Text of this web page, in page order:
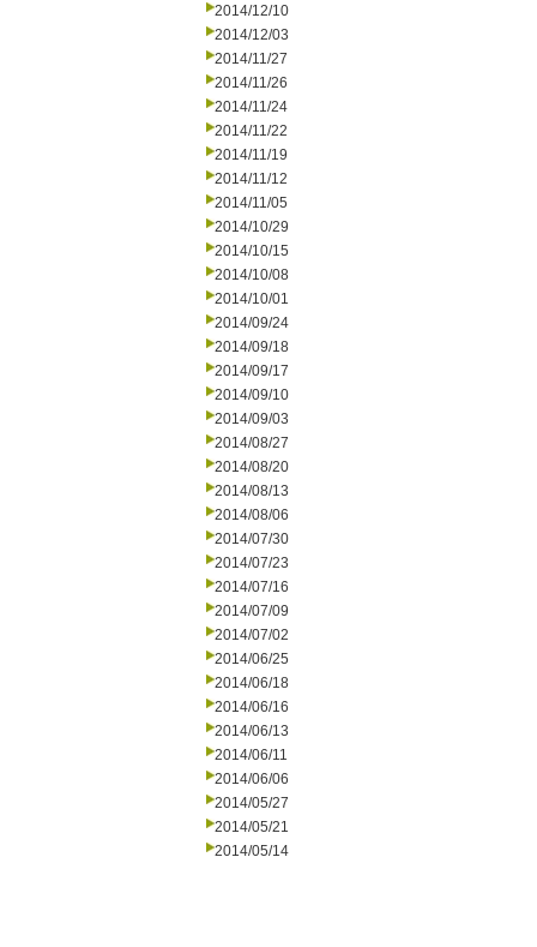
2014/12/10
2014/12/03
2014/11/27
2014/11/26
2014/11/24
2014/11/22
2014/11/19
2014/11/12
2014/11/05
2014/10/29
2014/10/15
2014/10/08
2014/10/01
2014/09/24
2014/09/18
2014/09/17
2014/09/10
2014/09/03
2014/08/27
2014/08/20
2014/08/13
2014/08/06
2014/07/30
2014/07/23
2014/07/16
2014/07/09
2014/07/02
2014/06/25
2014/06/18
2014/06/16
2014/06/13
2014/06/11
2014/06/06
2014/05/27
2014/05/21
2014/05/14